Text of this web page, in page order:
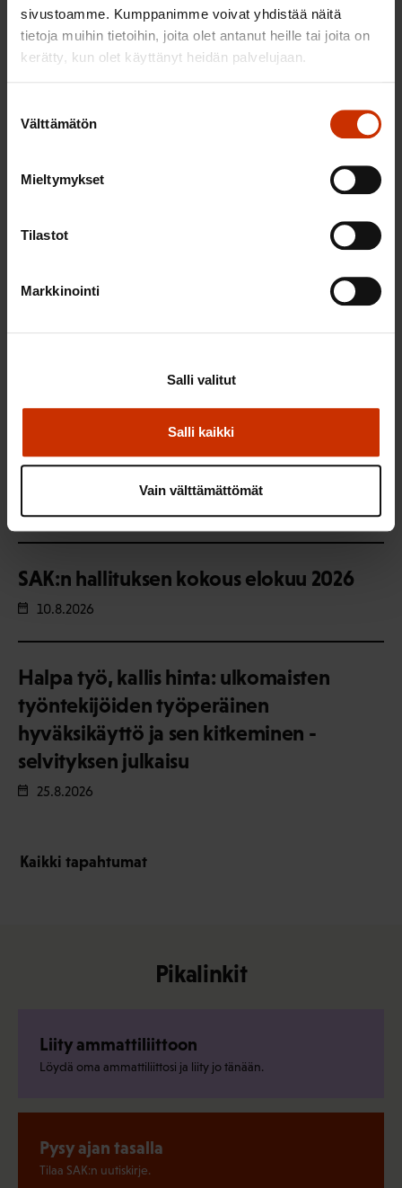
sivustoamme. Kumppanimme voivat yhdistää näitä
tietoja muihin tietoihin, joita olet antanut heille tai joita on
kerätty, kun olet käyttänyt heidän palvelujaan.
valinta
Välttämätön
Mieltymykset
Tilastot
Markkinointi
Salli kaikki
Salli valitut
Vain välttämättömät
SAK:n kulttuuriapurahojen haku
vuodelle 2027
SAK:n hallituksen kokous elokuu 2026
10.8.2026
Halpa työ, kallis hinta: ulkomaisten
työntekijöiden työperäinen
hyväksikäyttö ja sen kitkeminen -
selvityksen julkaisu
25.8.2026
Kaikki tapahtumat
SAK:n kulttuuriapurahojen haku vuodelle
Pikalinkit
Liity ammattiliittoon
Löydä oma ammattiliittosi ja liity jo tänään.
Pysy ajan tasalla
Tilaa SAK:n uutiskirje.